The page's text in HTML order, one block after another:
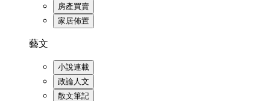
房產買賣
家居佈置
藝文
小說連載
政論人文
散文筆記